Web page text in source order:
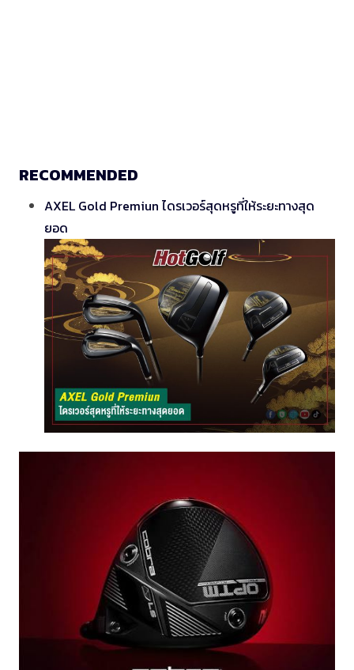
RECOMMENDED
AXEL Gold Premiun ไดรเวอร์สุดหรูที่ให้ระยะทางสุด
ยอด